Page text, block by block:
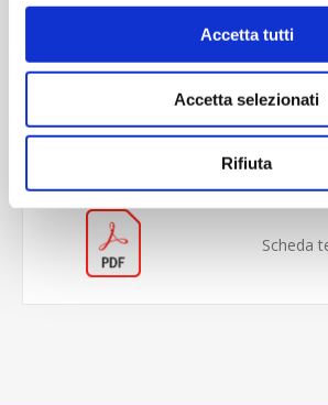
Accetta tutti
Accetta selezionati
Rifiuta
REVIEWS
CONTACT US
Scheda